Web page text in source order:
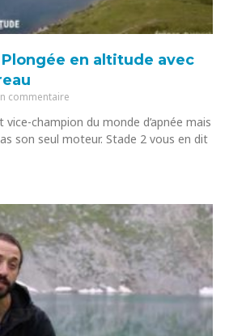
en altitude avec
commentaire
champion du monde d’apnée mais
son seul moteur. Stade 2 vous en dit